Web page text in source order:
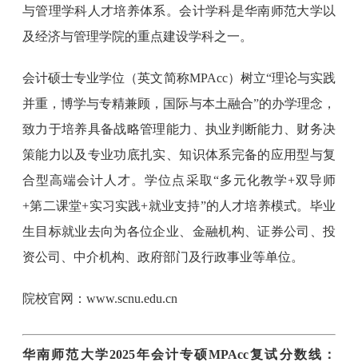
与管理学科人才培养体系。会计学科是华南师范大学以
及经济与管理学院的重点建设学科之一。
会计硕士专业学位（英文简称MPAcc）树立“理论与实践
并重，博学与专精兼顾，国际与本土融合”的办学理念，
致力于培养具备战略管理能力、执业判断能力、财务决
策能力以及专业功底扎实、知识体系完备的应用型与复
合型高端会计人才。学位点采取“多元化教学+双导师
+第二课堂+实习实践+就业支持”的人才培养模式。毕业
生目标就业去向为各位企业、金融机构、证券公司、投
资公司、中介机构、政府部门及行政事业等单位。
院校官网：www.scnu.edu.cn
华南师范大学2025年会计专硕MPAcc复试分数线：